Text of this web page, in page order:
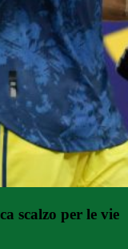
scalzo per le vie